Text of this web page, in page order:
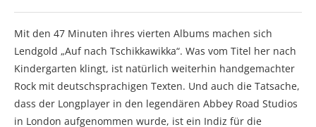
Mit den 47 Minuten ihres vierten Albums machen sich
Lendgold „Auf nach Tschikkawikka“. Was vom Titel her nach
Kindergarten klingt, ist natürlich weiterhin handgemachter
Rock mit deutschsprachigen Texten. Und auch die Tatsache,
dass der Longplayer in den legendären Abbey Road Studios
in London aufgenommen wurde, ist ein Indiz für die